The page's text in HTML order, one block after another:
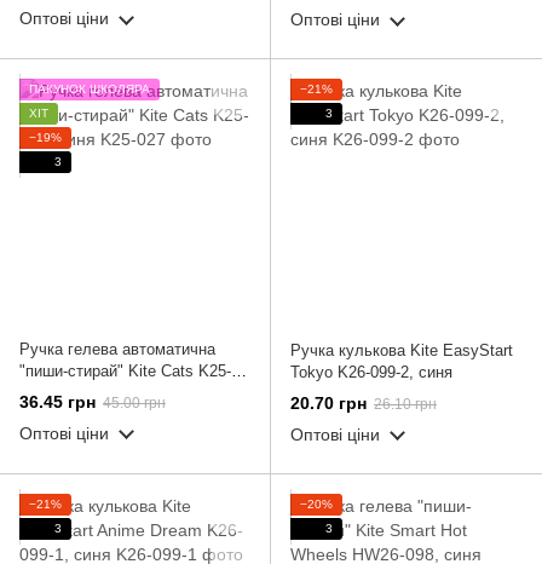
Оптові ціни Оптові ціни
ПАКУНОК ШКОЛЯРА
ХІТ
−19%
3
Ручка гелева автоматична
"пиши-стирай" Kite Cats K25-
027, синя
36.45 грн 45.00 грн
Оптові ціни
−21%
3
Ручка кулькова Kite EasyStart
Tokyo K26-099-2, синя
20.70 грн 26.10 грн
Оптові ціни
−21%
3
−20%
3